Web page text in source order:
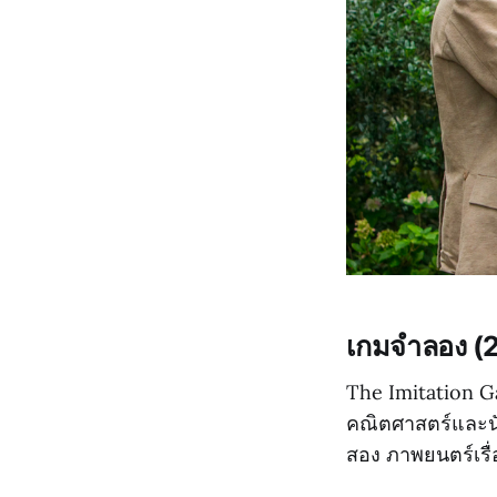
เกมจำลอง
The Imitation
คณิตศาสตร์และ
สอง ภาพยนตร์เ